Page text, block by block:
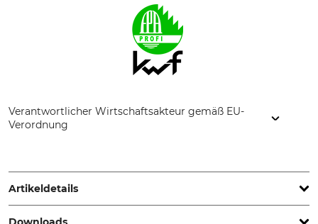
Verantwortlicher Wirtschaftsakteur gemäß EU-
Verordnung
France, www.bahco.com
Artikeldetails